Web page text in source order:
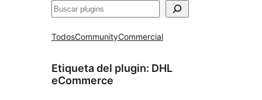
Buscar
TodosCommunityCommercial
Etiqueta del plugin: DHL
eCommerce